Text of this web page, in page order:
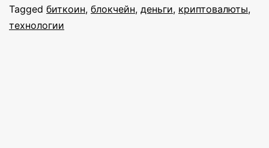
Tagged биткоин, блокчейн, деньги, криптовалюты,
технологии